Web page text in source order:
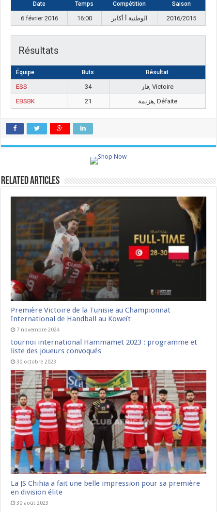
Date Temps Compétition Saison
6 février 2016 16:00 الوطنية أ أكابر 2016/2015
Résultats
Équipe Buts Résultat
ESS 34
فاز, Victoire
EBSBK
21 هزيمة, Défaite
Related Articles
Première Victoire de la Tunisie au Championnat
International de Handball au Koweït
7 novembre 2024
tournoi international Hammamet 2023 : programme et
liste des joueurs convoqués
30 octobre 2023
La JS Chihia a fait une belle impression pour sa première
en division élite
30 août 2023